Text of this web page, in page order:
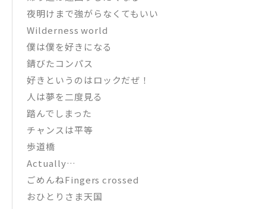
夜明けまで強がらなくてもいい
Wilderness world
僕は僕を好きになる
錆びたコンパス
好きというのはロックだぜ！
人は夢を二度見る
踏んでしまった
チャンスは平等
歩道橋
Actually…
ごめんねFingers crossed
おひとりさま天国